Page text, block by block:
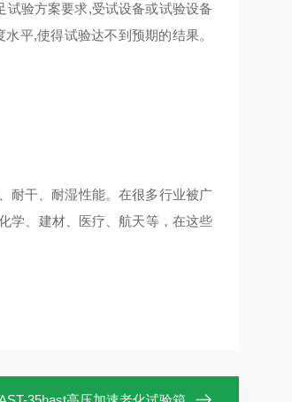
验方案要求,受试设备或试验设备
平,使得试验达不到预期的结果。
耐干、耐湿性能。在很多行业被广
学、建材、医疗、航天等，在这些